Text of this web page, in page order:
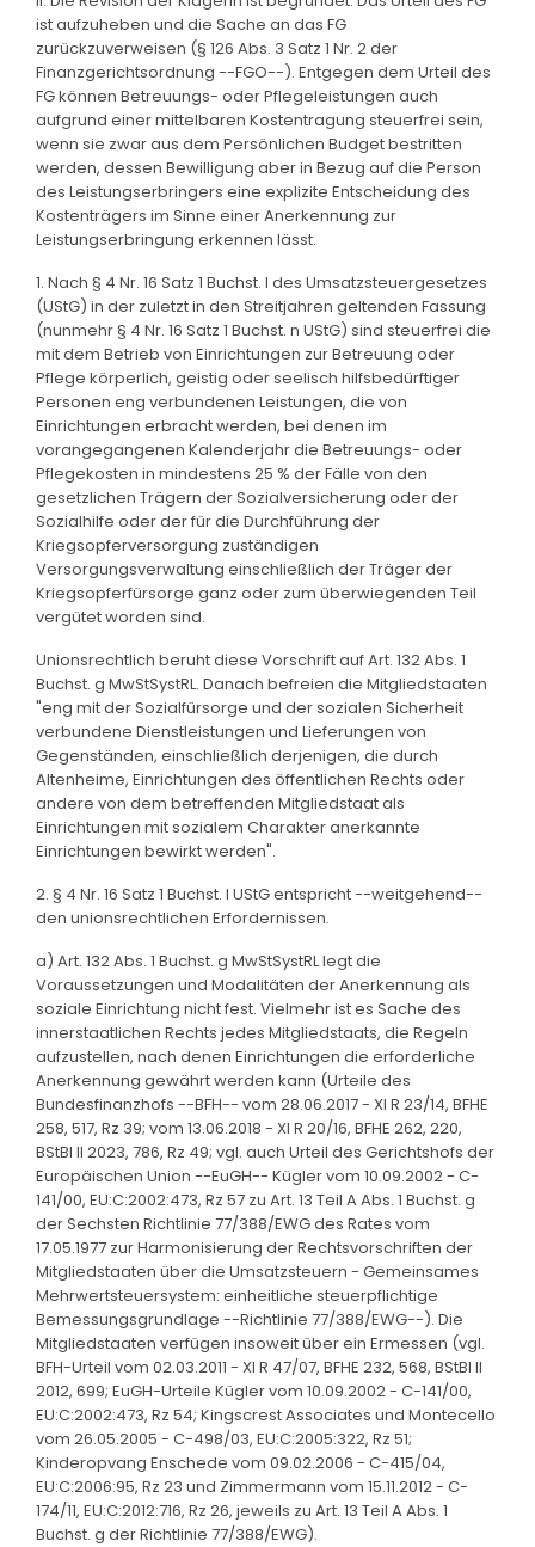
ist aufzuheben und die Sache an das FG
zurückzuverweisen (§ 126 Abs. 3 Satz 1 Nr. 2 der
Finanzgerichtsordnung --FGO--). Entgegen dem Urteil des
FG können Betreuungs- oder Pflegeleistungen auch
aufgrund einer mittelbaren Kostentragung steuerfrei sein,
wenn sie zwar aus dem Persönlichen Budget bestritten
werden, dessen Bewilligung aber in Bezug auf die Person
des Leistungserbringers eine explizite Entscheidung des
Kostenträgers im Sinne einer Anerkennung zur
Leistungserbringung erkennen lässt.
1. Nach § 4 Nr. 16 Satz 1 Buchst. l des Umsatzsteuergesetzes
(UStG) in der zuletzt in den Streitjahren geltenden Fassung
(nunmehr § 4 Nr. 16 Satz 1 Buchst. n UStG) sind steuerfrei die
mit dem Betrieb von Einrichtungen zur Betreuung oder
Pflege körperlich, geistig oder seelisch hilfsbedürftiger
Personen eng verbundenen Leistungen, die von
Einrichtungen erbracht werden, bei denen im
vorangegangenen Kalenderjahr die Betreuungs- oder
Pflegekosten in mindestens 25 % der Fälle von den
gesetzlichen Trägern der Sozialversicherung oder der
Sozialhilfe oder der für die Durchführung der
Kriegsopferversorgung zuständigen
Versorgungsverwaltung einschließlich der Träger der
Kriegsopferfürsorge ganz oder zum überwiegenden Teil
vergütet worden sind.
Unionsrechtlich beruht diese Vorschrift auf Art. 132 Abs. 1
Buchst. g MwStSystRL. Danach befreien die Mitgliedstaaten
"eng mit der Sozialfürsorge und der sozialen Sicherheit
verbundene Dienstleistungen und Lieferungen von
Gegenständen, einschließlich derjenigen, die durch
Altenheime, Einrichtungen des öffentlichen Rechts oder
andere von dem betreffenden Mitgliedstaat als
Einrichtungen mit sozialem Charakter anerkannte
Einrichtungen bewirkt werden".
2. § 4 Nr. 16 Satz 1 Buchst. l UStG entspricht --weitgehend--
den unionsrechtlichen Erfordernissen.
a) Art. 132 Abs. 1 Buchst. g MwStSystRL legt die
Voraussetzungen und Modalitäten der Anerkennung als
soziale Einrichtung nicht fest. Vielmehr ist es Sache des
innerstaatlichen Rechts jedes Mitgliedstaats, die Regeln
aufzustellen, nach denen Einrichtungen die erforderliche
Anerkennung gewährt werden kann (Urteile des
Bundesfinanzhofs --BFH-- vom 28.06.2017 - XI R 23/14, BFHE
258, 517, Rz 39; vom 13.06.2018 - XI R 20/16, BFHE 262, 220,
BStBl II 2023, 786, Rz 49; vgl. auch Urteil des Gerichtshofs der
Europäischen Union --EuGH-- Kügler vom 10.09.2002 - C-
141/00, EU:C:2002:473, Rz 57 zu Art. 13 Teil A Abs. 1 Buchst. g
der Sechsten Richtlinie 77/388/EWG des Rates vom
17.05.1977 zur Harmonisierung der Rechtsvorschriften der
Mitgliedstaaten über die Umsatzsteuern - Gemeinsames
Mehrwertsteuersystem: einheitliche steuerpflichtige
Bemessungsgrundlage --Richtlinie 77/388/EWG--). Die
Mitgliedstaaten verfügen insoweit über ein Ermessen (vgl.
BFH-Urteil vom 02.03.2011 - XI R 47/07, BFHE 232, 568, BStBl II
2012, 699; EuGH-Urteile Kügler vom 10.09.2002 - C-141/00,
EU:C:2002:473, Rz 54; Kingscrest Associates und Montecello
vom 26.05.2005 - C-498/03, EU:C:2005:322, Rz 51;
Kinderopvang Enschede vom 09.02.2006 - C-415/04,
EU:C:2006:95, Rz 23 und Zimmermann vom 15.11.2012 - C-
174/11, EU:C:2012:716, Rz 26, jeweils zu Art. 13 Teil A Abs. 1
Buchst. g der Richtlinie 77/388/EWG).